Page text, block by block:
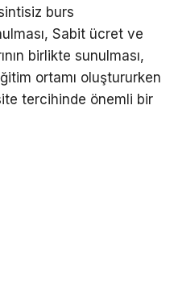
burs
Sabit ücret ve
birlikte sunulması,
ortamı oluştururken
tercihinde önemli bir